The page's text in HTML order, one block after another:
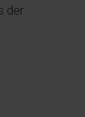
der